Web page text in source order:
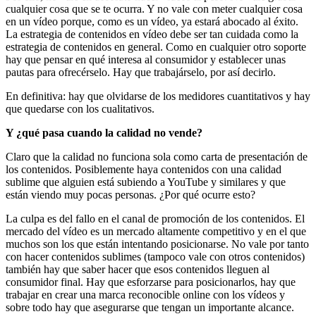
cualquier cosa que se te ocurra. Y no vale con meter cualquier cosa
en un vídeo porque, como es un vídeo, ya estará abocado al éxito.
La estrategia de contenidos en vídeo debe ser tan cuidada como la
estrategia de contenidos en general. Como en cualquier otro soporte
hay que pensar en qué interesa al consumidor y establecer unas
pautas para ofrecérselo. Hay que trabajárselo, por así decirlo.
En definitiva: hay que olvidarse de los medidores cuantitativos y hay
que quedarse con los cualitativos.
Y ¿qué pasa cuando la calidad no vende?
Claro que la calidad no funciona sola como carta de presentación de
los contenidos. Posiblemente haya contenidos con una calidad
sublime que alguien está subiendo a YouTube y similares y que
están viendo muy pocas personas. ¿Por qué ocurre esto?
La culpa es del fallo en el canal de promoción de los contenidos. El
mercado del vídeo es un mercado altamente competitivo y en el que
muchos son los que están intentando posicionarse. No vale por tanto
con hacer contenidos sublimes (tampoco vale con otros contenidos)
también hay que saber hacer que esos contenidos lleguen al
consumidor final. Hay que esforzarse para posicionarlos, hay que
trabajar en crear una marca reconocible online con los vídeos y
sobre todo hay que asegurarse que tengan un importante alcance.